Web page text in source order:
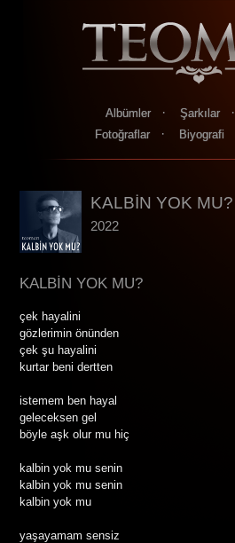
Albümler · Şarkılar ·
Fotoğraflar
· Biyografi
KALBİN YOK MU?
2022
KALBİN YOK MU?
çek hayalini
gözlerimin önünden
çek şu hayalini
kurtar beni dertten
istemem ben hayal
geleceksen gel
böyle aşk olur mu hiç
kalbin yok mu senin
kalbin yok mu senin
kalbin yok mu
yaşayamam sensiz